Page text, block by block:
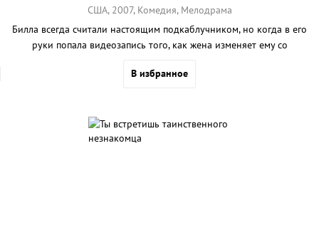
США, 2007, Комедия, Мелодрама
Билла всегда считали настоящим подкаблучником, но когда в его
руки попала видеозапись того, как жена изменяет ему со
После этого он обрел большую известность.
В избранное